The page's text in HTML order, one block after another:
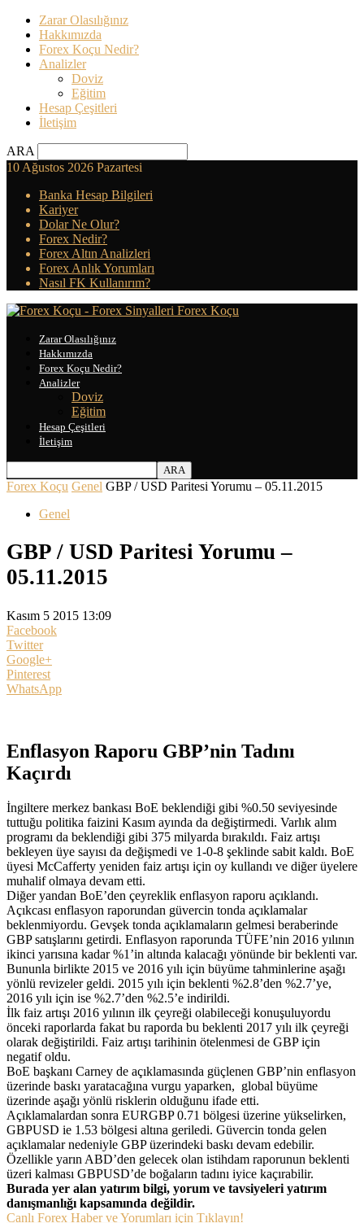
Zarar Olasılığınız
Hakkımızda
Forex Koçu Nedir?
Analizler
Doviz
Eğitim
Hesap Çeşitleri
İletişim
ARA
10 Ağustos 2026 Pazartesi
Banka Hesap Bilgileri
Kariyer
Dolar Ne Olur?
Forex Nedir?
Forex Altın Analizleri
Forex Anlık Yorumları
Nasıl FK Kullanırım?
Forex Koçu
Zarar Olasılığınız
Hakkımızda
Forex Koçu Nedir?
Analizler
Doviz
Eğitim
Hesap Çeşitleri
İletişim
Forex Koçu Genel GBP / USD Paritesi Yorumu – 05.11.2015
Genel
GBP / USD Paritesi Yorumu –
05.11.2015
Kasım 5 2015 13:09
Facebook
Twitter
Google+
Pinterest
WhatsApp
Enflasyon Raporu GBP’nin Tadını
Kaçırdı
İngiltere merkez bankası BoE beklendiği gibi %0.50 seviyesinde
tuttuğu politika faizini Kasım ayında da değiştirmedi. Varlık alım
programı da beklendiği gibi 375 milyarda bırakıldı. Faiz artışı
bekleyen üye sayısı da değişmedi ve 1-0-8 şeklinde sabit kaldı. BoE
üyesi McCafferty yeniden faiz artışı için oy kullandı ve diğer üyelere
muhalif olmaya devam etti.
Diğer yandan BoE’den çeyreklik enflasyon raporu açıklandı.
Açıkcası enflasyon raporundan güvercin tonda açıklamalar
beklenmiyordu. Gevşek tonda açıklamaların gelmesi beraberinde
GBP satışlarını getirdi. Enflasyon raporunda TÜFE’nin 2016 yılının
ikinci yarısına kadar %1’in altında kalacağı yönünde bir beklenti var.
Bununla birlikte 2015 ve 2016 yılı için büyüme tahminlerine aşağı
yönlü revizeler geldi. 2015 yılı için beklenti %2.8’den %2.7’ye,
2016 yılı için ise %2.7’den %2.5’e indirildi.
İlk faiz artışı 2016 yılının ilk çeyreği olabileceği konuşuluyordu
önceki raporlarda fakat bu raporda bu beklenti 2017 yılı ilk çeyreği
olarak değiştirildi. Faiz artışı tarihinin ötelenmesi de GBP için
negatif oldu.
BoE başkanı Carney de açıklamasında güçlenen GBP’nin enflasyon
üzerinde baskı yaratacağına vurgu yaparken, global büyüme
üzerinde aşağı yönlü risklerin olduğunu ifade etti.
Açıklamalardan sonra EURGBP 0.71 bölgesi üzerine yükselirken,
GBPUSD ie 1.53 bölgesi altına geriledi. Güvercin tonda gelen
açıklamalar nedeniyle GBP üzerindeki baskı devam edebilir.
Özellikle yarın ABD’den gelecek olan istihdam raporunun beklenti
üzeri kalması GBPUSD’de boğaların tadını iyice kaçırabilir.
Burada yer alan yatırım bilgi, yorum ve tavsiyeleri yatırım
danışmanlığı kapsamında değildir.
Canlı Forex Haber ve Yorumları için Tıklayın!